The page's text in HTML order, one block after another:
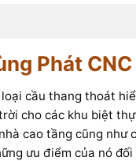
Phát CNC
cầu thang thoát
cho các khu biệt
cao tầng cũng
ưu điểm của nó